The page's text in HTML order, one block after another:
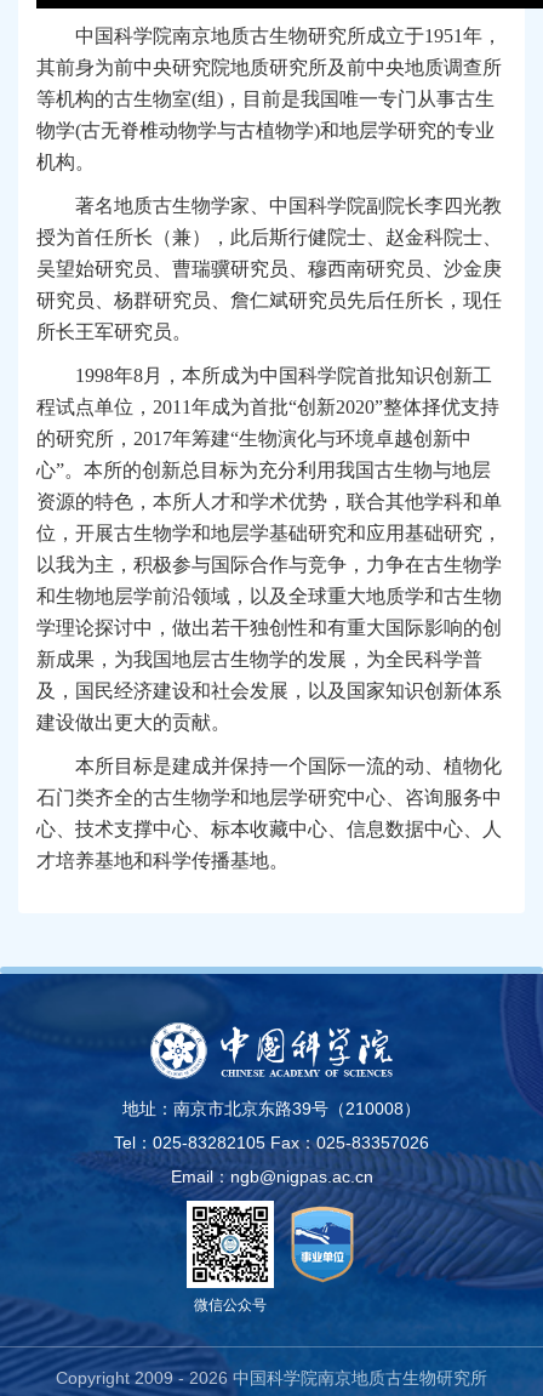
中国科学院南京地质古生物研究所成立于1951年，
其前身为前中央研究院地质研究所及前中央地质调查所
等机构的古生物室(组)，目前是我国唯一专门从事古生
物学(古无脊椎动物学与古植物学)和地层学研究的专业
机构。
著名地质古生物学家、中国科学院副院长李四光教
授为首任所长（兼），此后斯行健院士、赵金科院士、
吴望始研究员、曹瑞骥研究员、穆西南研究员、沙金庚
研究员、杨群研究员、詹仁斌研究员先后任所长，现任
所长王军研究员。
1998年8月，本所成为中国科学院首批知识创新工
程试点单位，2011年成为首批“创新2020”整体择优支持
的研究所，2017年筹建“生物演化与环境卓越创新中
心”。本所的创新总目标为充分利用我国古生物与地层
资源的特色，本所人才和学术优势，联合其他学科和单
位，开展古生物学和地层学基础研究和应用基础研究，
以我为主，积极参与国际合作与竞争，力争在古生物学
和生物地层学前沿领域，以及全球重大地质学和古生物
学理论探讨中，做出若干独创性和有重大国际影响的创
新成果，为我国地层古生物学的发展，为全民科学普
及，国民经济建设和社会发展，以及国家知识创新体系
建设做出更大的贡献。
本所目标是建成并保持一个国际一流的动、植物化
石门类齐全的古生物学和地层学研究中心、咨询服务中
心、技术支撑中心、标本收藏中心、信息数据中心、人
才培养基地和科学传播基地。
地址：南京市北京东路39号（210008）
Tel：025-83282105 Fax：025-83357026
Email：ngb@nigpas.ac.cn
微信公众号
Copyright 2009 -2026 中国科学院南京地质古生物研究所